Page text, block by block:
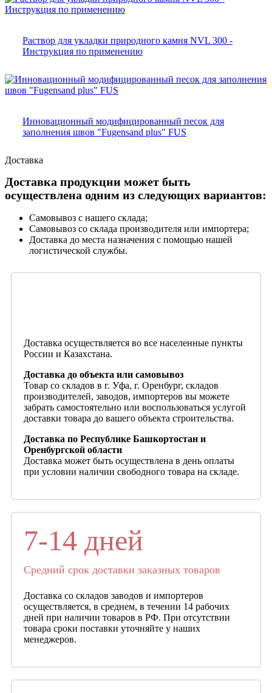
Раствор для укладки природного камня NVL 300 -
Инструкция по применению
Инновационный модифицированный песок для
заполнения швов "Fugensand plus" FUS
Доставка
Доставка продукции может быть
осуществлена одним из следующих вариантов:
Самовывоз с нашего склада;
Самовывоз со склада производителя или импортера;
Доставка до места назначения с помощью нашей
логистической службы.
Доставка осуществляется во все населенные пункты
России и Казахстана.
Доставка до объекта или самовывоз
Товар со складов в г. Уфа, г. Оренбург, складов
производителей, заводов, импортеров вы можете
забрать самостоятельно или воспользоваться услугой
доставки товара до вашего объекта строительства.
Доставка по Республике Башкортостан и
Оренбургской области
Доставка может быть осуществлена в день оплаты
при условии наличии свободного товара на складе.
7-14 дней
Средний срок доставки заказных товаров
Доставка со складов заводов и импортеров
осуществляется, в среднем, в течении 14 рабочих
дней при наличии товаров в РФ. При отсутствии
товара сроки поставки уточняйте у наших
менеджеров.